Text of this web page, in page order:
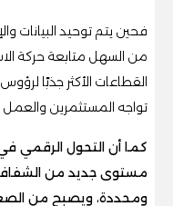
فحين يتم توحيد البيانات
من السهل متابعة حركة
القطاعات الأكثر جذبًا
تواجه المستثمرين
كما أن التحول الرقمي
مستوى جديد من
ومحددة، ويصبح من